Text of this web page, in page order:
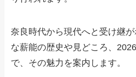
奈良時代から現代へと受け継
な薪能の歴史や見どころ、
で、その魅力を案内します。